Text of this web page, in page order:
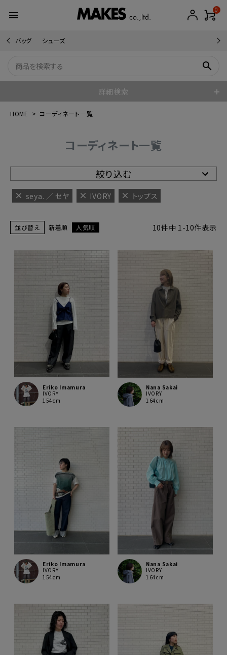
menu 0
バッグ シューズ
search
詳細検索
HOME コーディネート一覧
コーディネート一覧
絞り込む
seya. ／ セヤ IVORY トップス
並び替え 新着順 人気順 10件中 1-10件表示
Eriko Imamura
IVORY
154cm
Nana Sakai
IVORY
164cm
Eriko Imamura
IVORY
154cm
Nana Sakai
IVORY
164cm